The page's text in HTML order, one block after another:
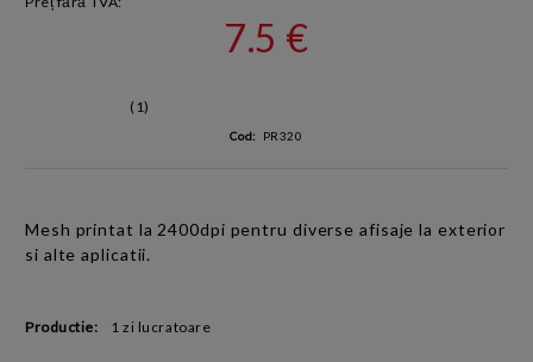
7.5 €
(1)
Cod: PR320
Mesh printat la 2400dpi pentru diverse afisaje la exterior
si alte aplicatii.
Productie: 1 zi lucratoare